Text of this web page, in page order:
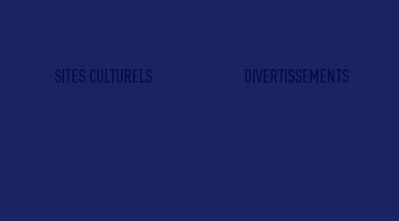
SITES CULTURELS DIVERTISSEMENTS